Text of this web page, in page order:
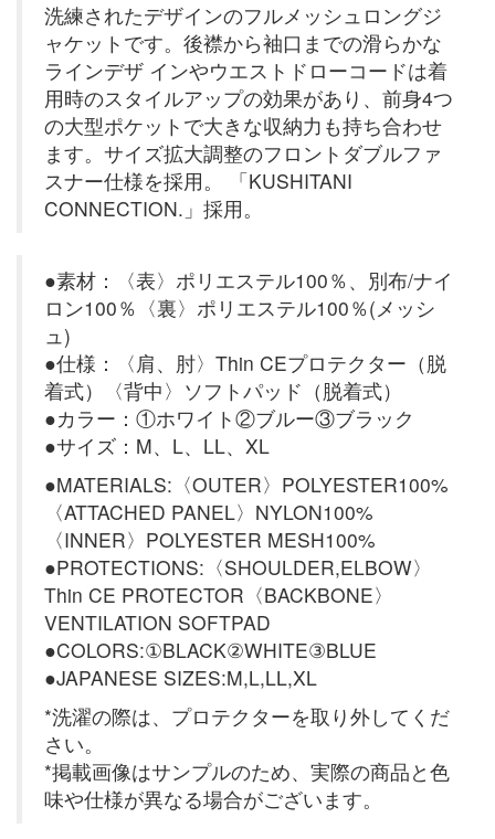
洗練されたデザインのフルメッシュロングジ
ャケットです。後襟から袖口までの滑らかな
ラインデザ インやウエストドローコードは着
用時のスタイルアップの効果があり、前身4つ
の大型ポケットで大きな収納力も持ち合わせ
ます。サイズ拡大調整のフロントダブルファ
スナー仕様を採用。 「KUSHITANI
CONNECTION.」採用。
●素材：〈表〉ポリエステル100％、別布/ナイ
ロン100％〈裏〉ポリエステル100％(メッシ
ュ)
●仕様：〈肩、肘〉Thin CEプロテクター（脱
着式）〈背中〉ソフトパッド（脱着式）
●カラー：①ホワイト②ブルー③ブラック
●サイズ：M、L、LL、XL
●MATERIALS:〈OUTER〉POLYESTER100%
〈ATTACHED PANEL〉NYLON100%
〈INNER〉POLYESTER MESH100%
●PROTECTIONS:〈SHOULDER,ELBOW〉
Thin CE PROTECTOR〈BACKBONE〉
VENTILATION SOFTPAD
●COLORS:①BLACK②WHITE③BLUE
●JAPANESE SIZES:M,L,LL,XL
*洗濯の際は、プロテクターを取り外してくだ
さい。
*掲載画像はサンプルのため、実際の商品と色
味や仕様が異なる場合がございます。